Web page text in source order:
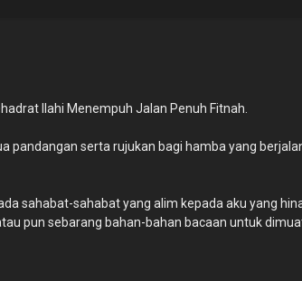
Ilahi Menempuh Jalan Penuh Fitnah.
pandangan serta rujukan bagi hamba yang
sahabat-sahabat yang alim kepada aku yang
pun sebarang bahan-bahan bacaan untuk